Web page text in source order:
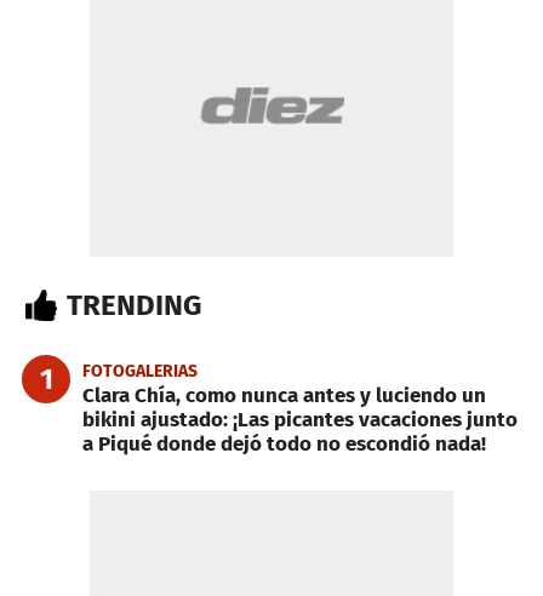
TRENDING
1 FOTOGALERIAS
Clara Chía, como nunca antes y luciendo un
bikini ajustado: ¡Las picantes vacaciones junto
a Piqué donde dejó todo no escondió nada!